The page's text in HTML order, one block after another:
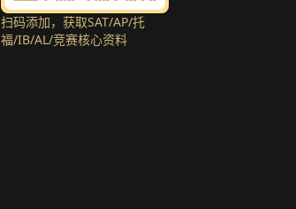
扫码添加，获取SAT/AP/托
福/IB/AL/竞赛核心资料